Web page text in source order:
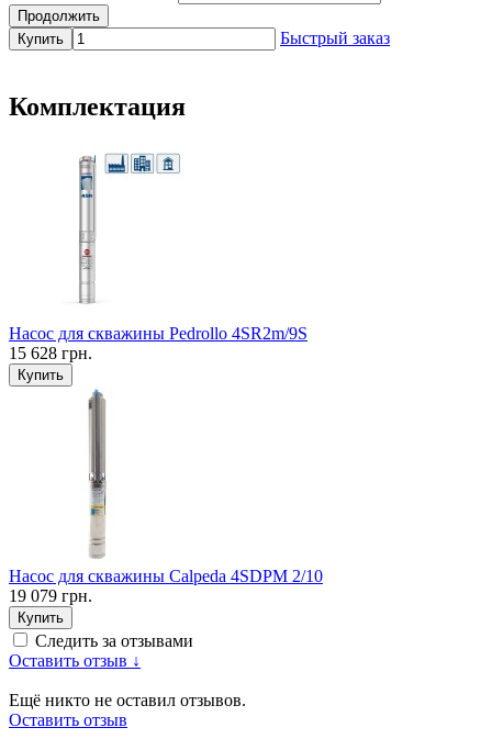
Продолжить
Купить
Быстрый заказ
Комплектация
Насос для скважины Pedrollo 4SR2m/9S
15 628 грн.
Купить
Насос для скважины Calpeda 4SDPM 2/10
19 079 грн.
Купить
Следить за отзывами
Оставить отзыв ↓
Ещё никто не оставил отзывов.
Оставить отзыв